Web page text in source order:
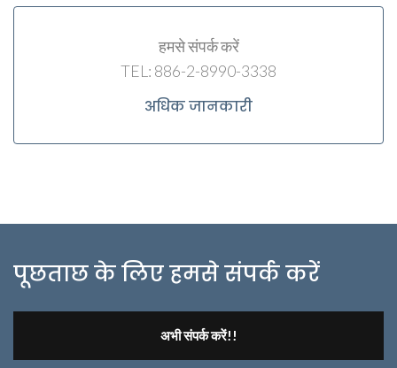
हमसे संपर्क करें
TEL: 886-2-8990-3338
अधिक जानकारी
पूछताछ के लिए हमसे संपर्क करें
अभी संपर्क करें!!